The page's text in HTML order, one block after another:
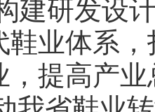
建研发设
鞋业体系
，提高产